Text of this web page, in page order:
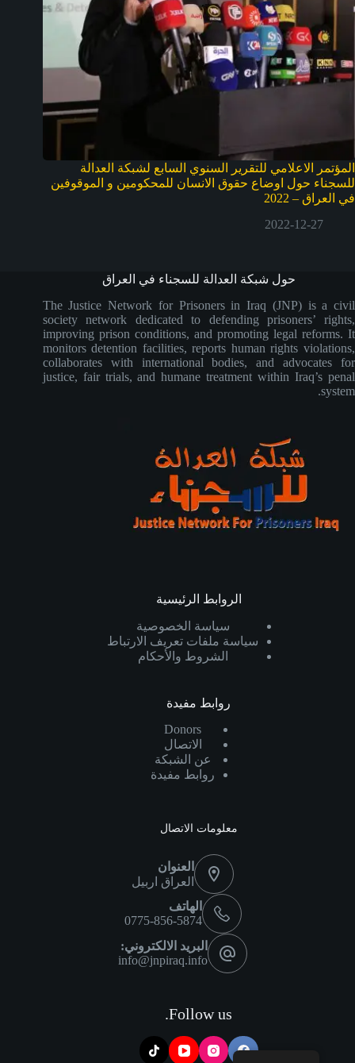
المؤتمر الاعلامي للتقرير السنوي السابع لشبكة العدالة
للسجناء حول اوضاع حقوق الانسان للمحكومين و الموقوفين
في العراق – 2022
2022-12-27
حول شبكة العدالة للسجناء في العراق
The Justice Network for Prisoners in Iraq (JNP) is a civil
society network dedicated to defending prisoners’ rights,
improving prison conditions, and promoting legal reforms. It
monitors detention facilities, reports human rights violations,
collaborates with international bodies, and advocates for
justice, fair trials, and humane treatment within Iraq’s penal
system.
الروابط الرئيسية
سياسة الخصوصية
سياسة ملفات تعريف الارتباط
الشروط والأحكام
روابط مفيدة
Donors
الاتصال
عن الشبكة
روابط مفيدة
معلومات الاتصال
العنوان
العراق اربيل
الهاتف
0775-856-5874
البريد الالكتروني:
info@jnpiraq.info
Follow us.